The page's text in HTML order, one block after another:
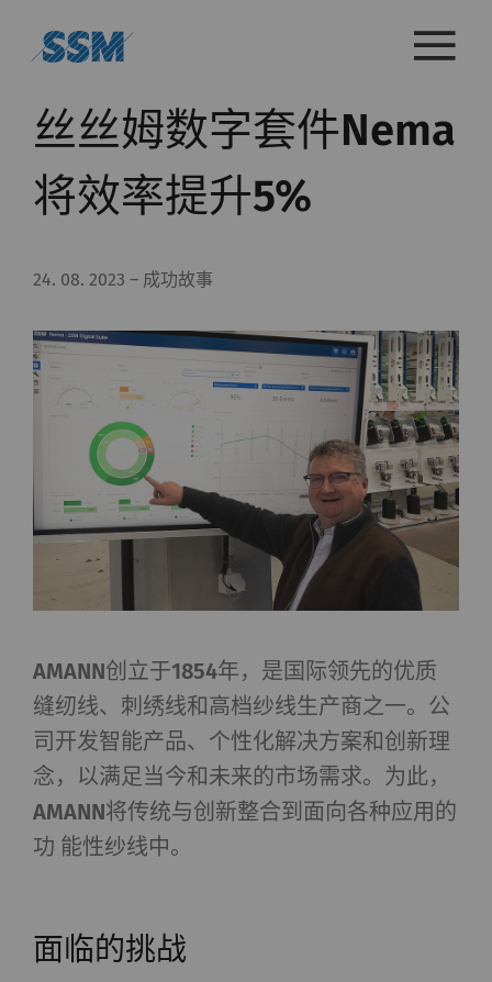
丝丝姆数字套件Nema
将效率提升5%
24. 08. 2023– 成功故事
AMANN创立于1854年，是国际领先的优质
缝纫线、刺绣线和高档纱线生产商之一。公
司开发智能产品、个性化解决方案和创新理
念，以满足当今和未来的市场需求。为此，
AMANN将传统与创新整合到面向各种应用的
功 能性纱线中。
面临的挑战